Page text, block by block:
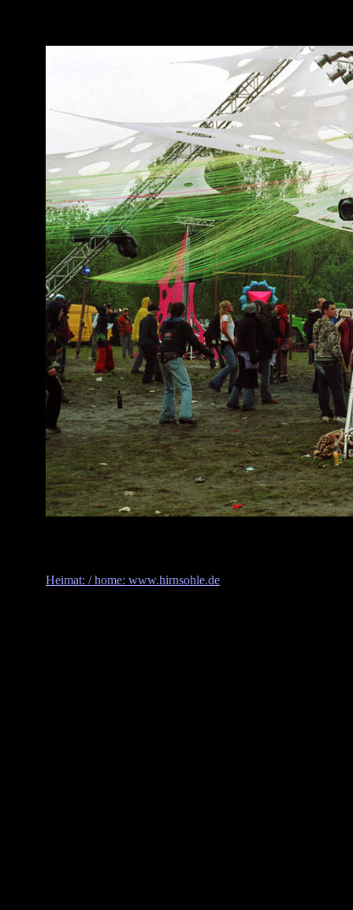
Heimat: / home: www.hirnsohle.de